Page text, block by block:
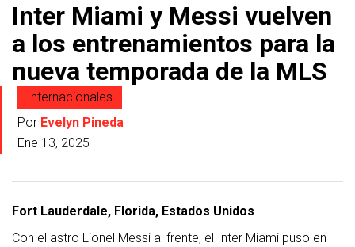
Inter Miami y Messi vuelven
a los entrenamientos para la
nueva temporada de la MLS
Internacionales
Por Evelyn Pineda
Ene 13, 2025
Fort Lauderdale, Florida, Estados Unidos
Con el astro Lionel Messi al frente, el Inter Miami puso en